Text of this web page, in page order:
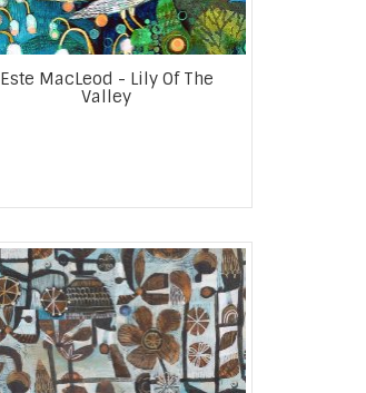
Este MacLeod - Lily Of The
Valley